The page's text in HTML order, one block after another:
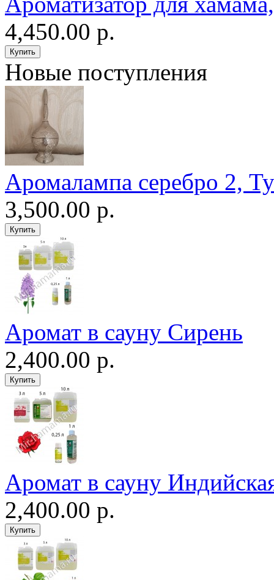
4,450.00 р.
Новые поступления
Аромалампа серебро 2,
3,500.00 р.
Аромат в сауну Сирень
2,400.00 р.
Аромат в сауну
2,400.00 р.